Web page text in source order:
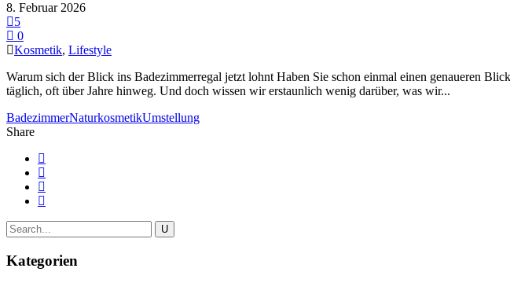
8. Februar 2026
5
0
Kosmetik, Lifestyle
Warum sich der Blick ins Badezimmerregal jetzt lohnt Haben Sie schon einmal einen genaueren
täglich, oft über Jahre hinweg. Und doch wissen wir erstaunlich wenig darüber, was wir...
BadezimmerNaturkosmetikUmstellung
Share
Kategorien